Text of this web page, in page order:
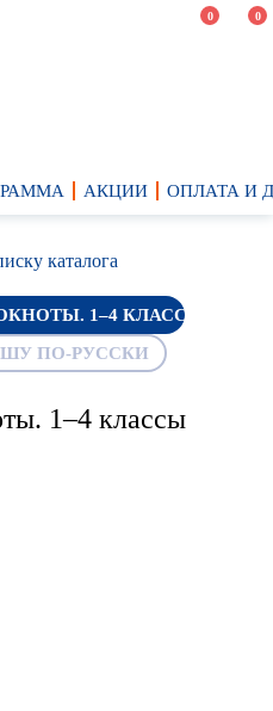
0 0
АКЦИИ ОПЛАТА И
каталога
1–4 КЛАССЫ
ПО-РУССКИ
1–4 классы